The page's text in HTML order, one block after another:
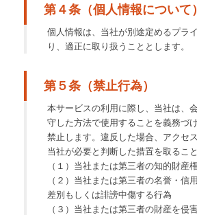
第４条（個人情報について）
個人情報は、当社が別途定めるプラ
り、適正に取り扱うこととします。
第５条（禁止行為）
本サービスの利用に際し、当社は、
守した方法で使用することを義務づ
禁止します。違反した場合、アクセ
当社が必要と判断した措置を取るこ
（１）当社または第三者の知的財産
（２）当社または第三者の名誉・信
差別もしくは誹謗中傷する行為
（３）当社または第三者の財産を侵